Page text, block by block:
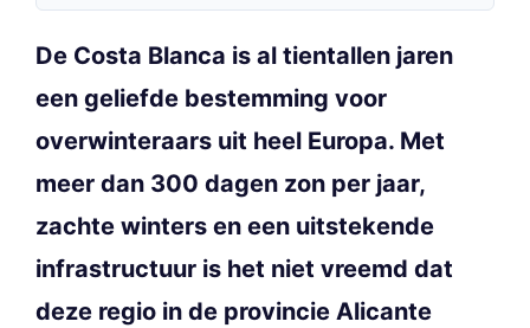
De Costa Blanca is al tientallen jaren
een geliefde bestemming voor
overwinteraars uit heel Europa. Met
meer dan 300 dagen zon per jaar,
zachte winters en een uitstekende
infrastructuur is het niet vreemd dat
deze regio in de provincie Alicante